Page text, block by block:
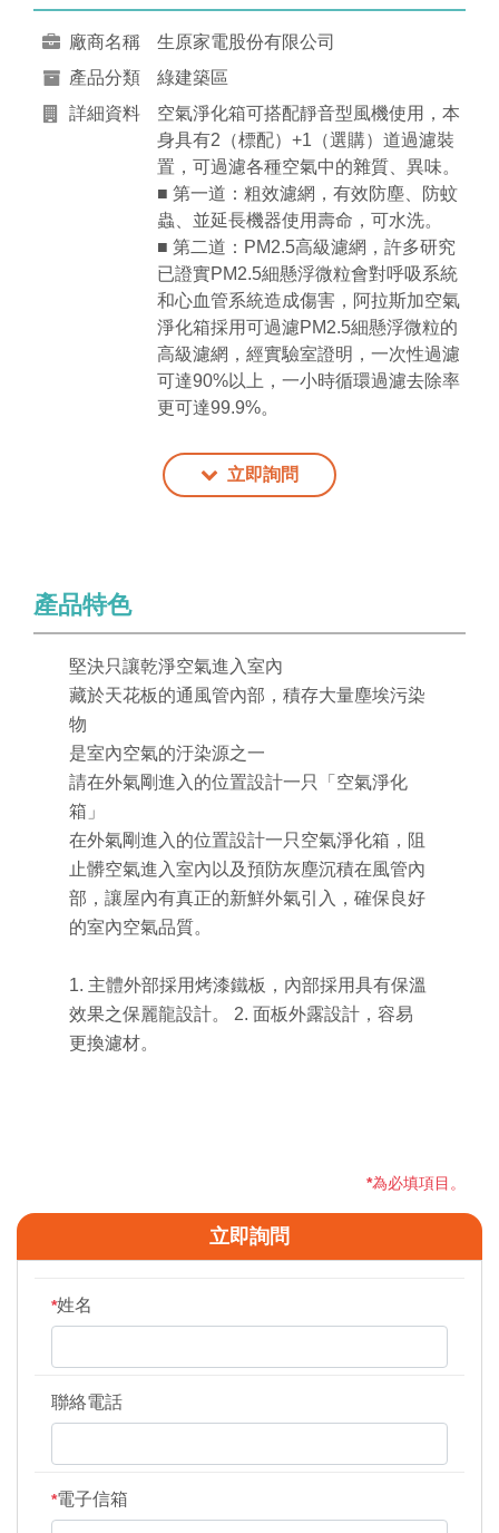
廠商名稱
生原家電股份有限公司
產品分類
綠建築區
詳細資料
空氣淨化箱可搭配靜音型風機使用，本
身具有2（標配）+1（選購）道過濾裝
置，可過濾各種空氣中的雜質、異味。
■ 第一道：粗效濾網，有效防塵、防蚊
蟲、並延長機器使用壽命，可水洗。
■ 第二道：PM2.5高級濾網，許多研究
已證實PM2.5細懸浮微粒會對呼吸系統
和心血管系統造成傷害，阿拉斯加空氣
淨化箱採用可過濾PM2.5細懸浮微粒的
高級濾網，經實驗室證明，一次性過濾
可達90%以上，一小時循環過濾去除率
更可達99.9%。
立即詢問
產品特色
堅決只讓乾淨空氣進入室內
藏於天花板的通風管內部，積存大量塵埃污染
物
是室內空氣的汙染源之一
請在外氣剛進入的位置設計一只「空氣淨化
箱」
在外氣剛進入的位置設計一只空氣淨化箱，阻
止髒空氣進入室內以及預防灰塵沉積在風管內
部，讓屋內有真正的新鮮外氣引入，確保良好
的室內空氣品質。
1. 主體外部採用烤漆鐵板，內部採用具有保溫
效果之保麗龍設計。 2. 面板外露設計，容易
更換濾材。
*為必填項目。
立即詢問
*姓名
聯絡電話
*電子信箱